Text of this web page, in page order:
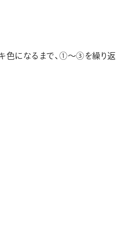
色になるまで、①～③を繰り返